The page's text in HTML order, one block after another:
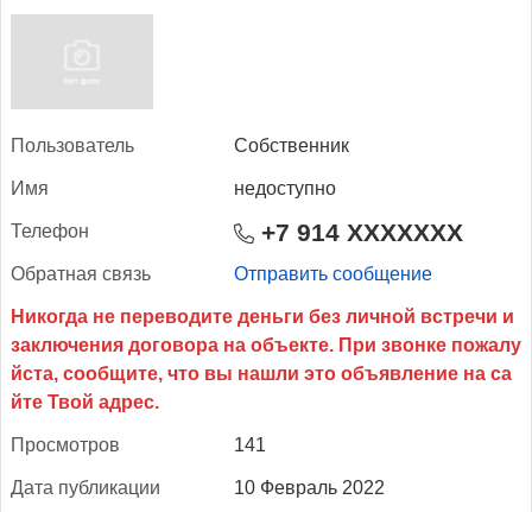
Поль­зо­ватель Собственник
Имя недоступно
Те­лефон +7 914 XXXXXXX
Об­ратная связь Отправить сообщение
Прос­мотров 141
Да­та пуб­ли­кации 10 Февраль 2022